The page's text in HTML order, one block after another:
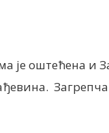
је оштећена и